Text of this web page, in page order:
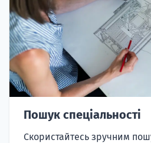
Пошук спеціальності
Скористайтесь зручним